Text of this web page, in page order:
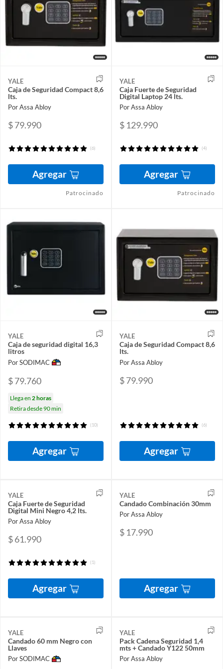
YALE
Caja de Seguridad Compact 8,6
lts.
Por Assa Abloy
$ 79.990
(6)
Agregar
Patrocinado
YALE
Caja Fuerte de Seguridad
Digital Laptop 24 lts.
Por Assa Abloy
$ 129.990
(4)
Agregar
Patrocinado
YALE
Caja de seguridad digital 16,3
litros
Por SODIMAC
$ 79.760
Llega en 2 horas
Retira desde 90 min
(10)
Agregar
YALE
Caja de Seguridad Compact 8,6
lts.
Por Assa Abloy
$ 79.990
(6)
Agregar
YALE
Caja Fuerte de Seguridad
Digital Mini Negro 4,2 lts.
Por Assa Abloy
$ 61.990
(1)
Agregar
YALE
Candado Combinación 30mm
Por Assa Abloy
$ 17.990
Agregar
YALE
Candado 60 mm Negro con
Llaves
Por SODIMAC
YALE
Pack Cadena Seguridad 1,4
mts + Candado Y122 50mm
Por Assa Abloy